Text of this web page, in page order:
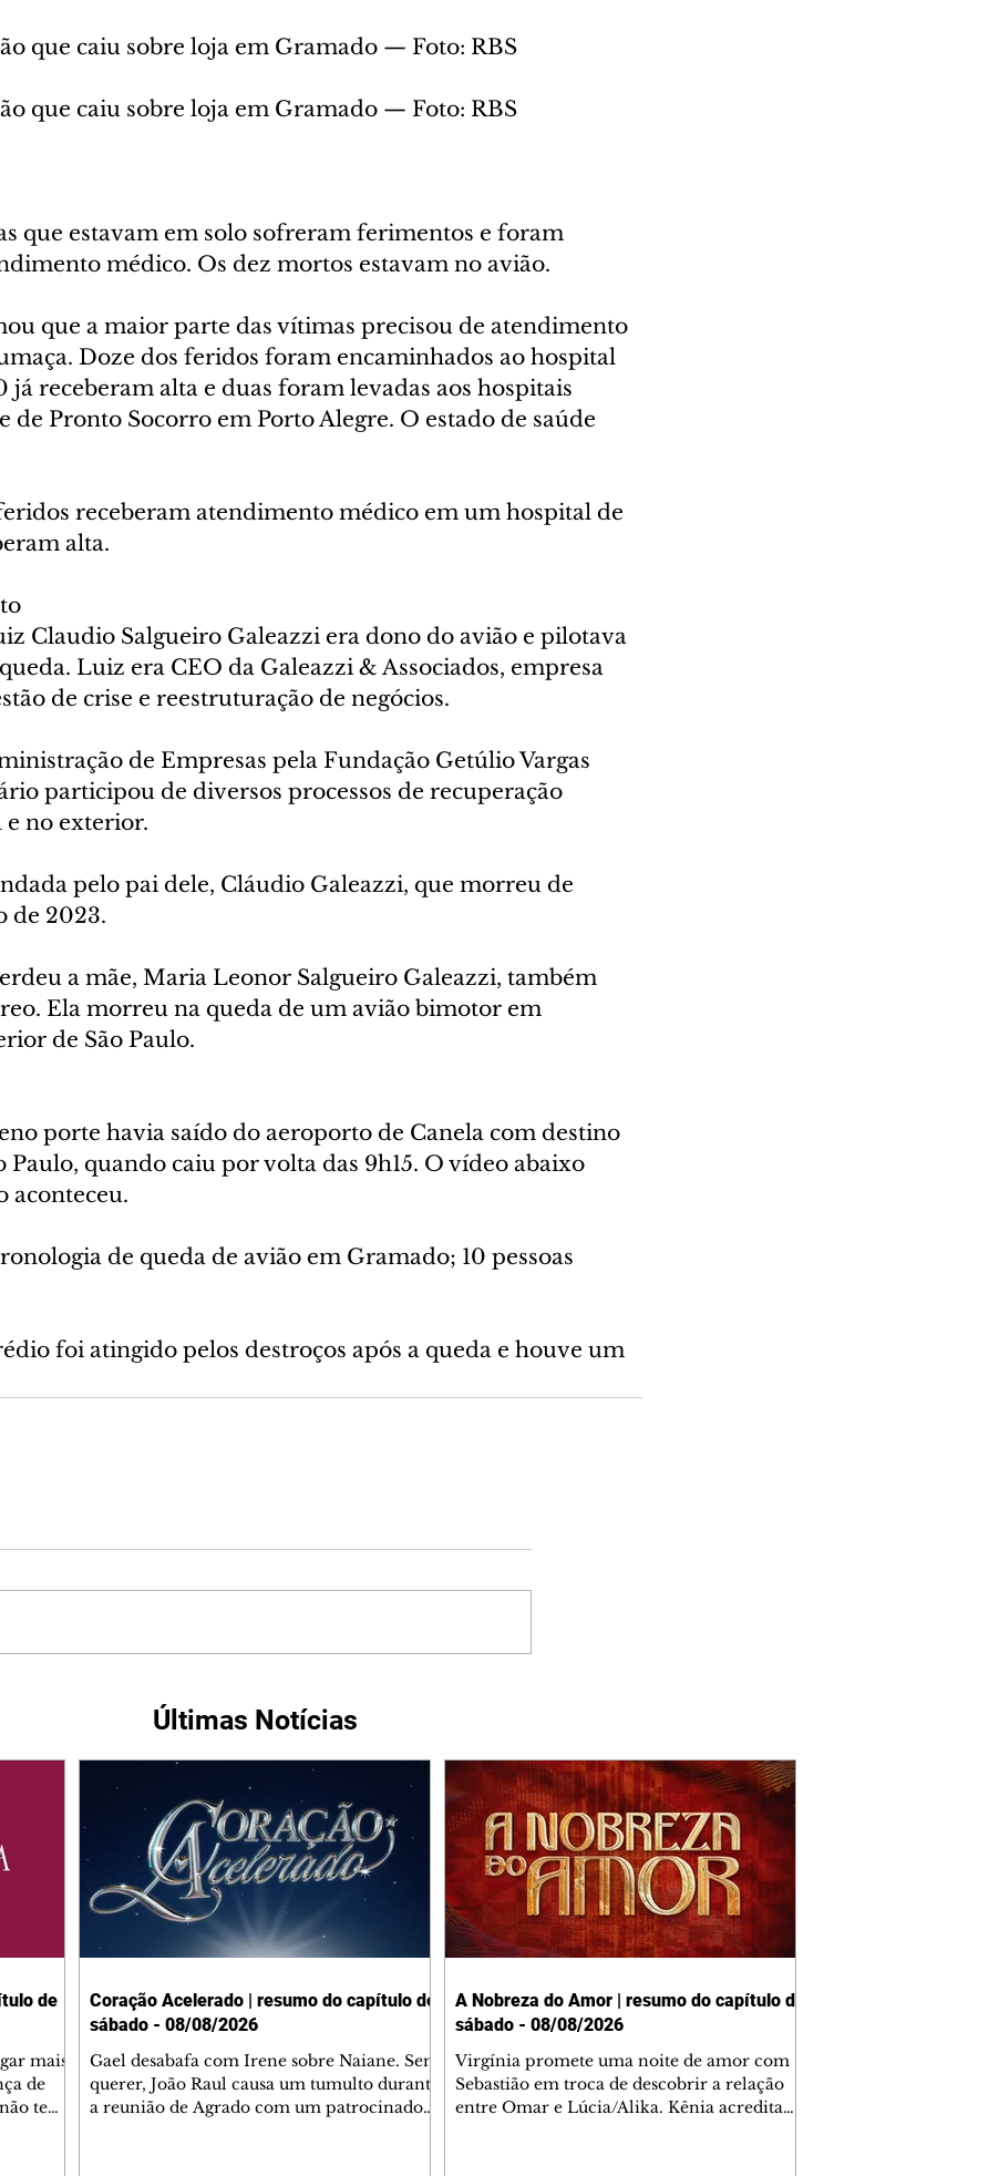
que caiu sobre loja em Gramado — Foto: RBS
que caiu sobre loja em Gramado — Foto: RBS
que estavam em solo sofreram ferimentos e foram
médico. Os dez mortos estavam no avião.
que a maior parte das vítimas precisou de atendimento
Doze dos feridos foram encaminhados ao hospital
já receberam alta e duas foram levadas aos hospitais
de Pronto Socorro em Porto Alegre. O estado de saúde
receberam atendimento médico em um hospital de
alta.
Claudio Salgueiro Galeazzi era dono do avião e pilotava
Luiz era CEO da Galeazzi & Associados, empresa
de crise e reestruturação de negócios.
de Empresas pela Fundação Getúlio Vargas
participou de diversos processos de recuperação
no exterior.
pelo pai dele, Cláudio Galeazzi, que morreu de
de 2023.
a mãe, Maria Leonor Salgueiro Galeazzi, também
Ela morreu na queda de um avião bimotor em
de São Paulo.
porte havia saído do aeroporto de Canela com destino
Paulo, quando caiu por volta das 9h15. O vídeo abaixo
aconteceu.
de queda de avião em Gramado; 10 pessoas
foi atingido pelos destroços após a queda e houve um
Últimas Notícias
de
mais
de
tem
Coração Acelerado | resumo do capítulo de
sábado - 08/08/2026
Gael desabafa com Irene sobre Naiane. Sem
querer, João Raul causa um tumulto durante
a reunião de Agrado com um patrocinador.
A Nobreza do Amor | resumo do capítulo de
sábado - 08/08/2026
Virgínia promete uma noite de amor com
Sebastião em troca de descobrir a relação
entre Omar e Lúcia/Alika. Kênia acredita